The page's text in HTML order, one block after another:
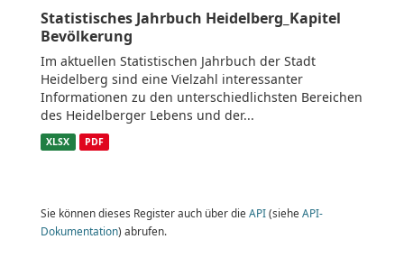
Statistisches Jahrbuch Heidelberg_Kapitel
Bevölkerung
Im aktuellen Statistischen Jahrbuch der Stadt
Heidelberg sind eine Vielzahl interessanter
Informationen zu den unterschiedlichsten Bereichen
des Heidelberger Lebens und der...
XLSX PDF
Sie können dieses Register auch über die API(siehe API-
Dokumentation) abrufen.